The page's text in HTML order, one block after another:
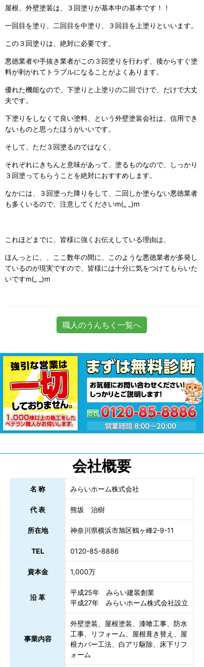
屋根、外壁塗装は、３回塗りが基本中の基本です！！
一回目を塗り、二回目を中塗り、３回目を上塗りといいます。
この３回塗りは、絶対に必要です。
悪徳業者や手抜き業者がこの３回塗りを行わず、後からすぐ塗
料が剥がれてトラブルになることがよくあります。
優れた機能なので、下塗りと上塗りの二回でけで、だけで大丈
夫です。
下塗りをしなくて良い塗料、という外壁塗装会社は、信用でき
ないものと思ったほうがいいです。
そして、ただ３回塗るのではなく、
それぞれにきちんと意味があって、塗るものなので、しっかり
３回塗ってもらうことを絶対におすすめします。
なかには、３回塗った降りをして、二回しか塗らない悪徳業者
も多くいるので、注意してくださいm(_ _)m
これほどまでに、皆様に強くお伝えしている理由は、
ほんっとに、、ここ数年の間に、このような悪徳業者が多発し
ているのが現実ですので、皆様には十分に気をつけてもらいた
いですm(_ _)m
職人のうんちく一覧へ
会社概要
名 称 みらいホーム株式会社
代 表 熊坂 治樹
所在地 神奈川県横浜市旭区鶴ヶ峰2-9-11
TEL 0120-85-8886
資本金 1,000万
沿 革
平成25年 みらい建装創業
平成27年 みらいホーム株式会社設立
事業内容
外壁塗装、屋根塗装、漆喰工事、防水
工事、リフォーム、屋根葺き替え、屋
根カバー工法、白アリ駆除、床下リフ
ォーム